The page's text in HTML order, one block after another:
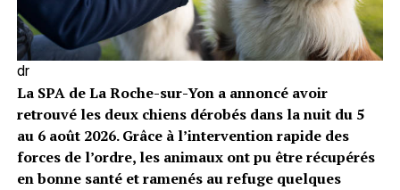
dr
La SPA de La Roche-sur-Yon a annoncé avoir
retrouvé les deux chiens dérobés dans la nuit du 5
au 6 août 2026. Grâce à l’intervention rapide des
forces de l’ordre, les animaux ont pu être récupérés
en bonne santé et ramenés au refuge quelques